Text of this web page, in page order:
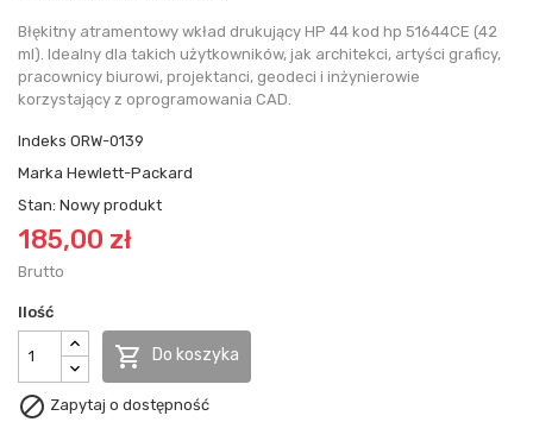
Błękitny atramentowy wkład drukujący HP 44 kod hp 51644CE (42
ml). Idealny dla takich użytkowników, jak architekci, artyści graficy,
pracownicy biurowi, projektanci, geodeci i inżynierowie
korzystający z oprogramowania CAD.
Indeks ORW-0139
Marka Hewlett-Packard
Stan: Nowy produkt
185,00 zł
Brutto
Ilość
 Do koszyka
 Zapytaj o dostępność